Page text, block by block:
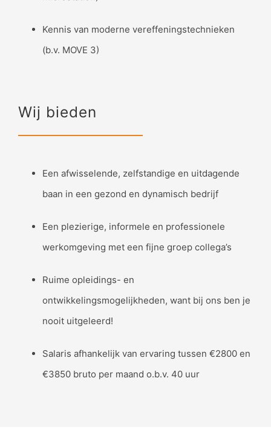
Kennis van moderne vereffeningstechnieken
(b.v. MOVE 3)
Wij bieden
Een afwisselende, zelfstandige en uitdagende
baan in een gezond en dynamisch bedrijf
Een plezierige, informele en professionele
werkomgeving met een fijne groep collega’s
Ruime opleidings- en
ontwikkelingsmogelijkheden, want bij ons ben je
nooit uitgeleerd!
Salaris afhankelijk van ervaring tussen €2800 en
€3850 bruto per maand o.b.v. 40 uur